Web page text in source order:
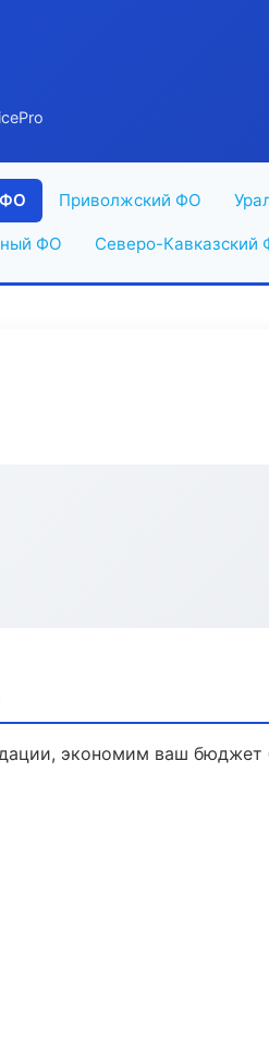
ФО Приволжский ФО
ФО Северо-Кавказский
экономим ваш бюджет